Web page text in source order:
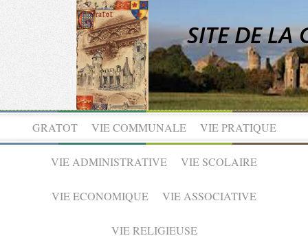
GRATOT VIE COMMUNALE VIE PRATIQUE
VIE ADMINISTRATIVE VIE SCOLAIRE
VIE ECONOMIQUE VIE ASSOCIATIVE
VIE RELIGIEUSE